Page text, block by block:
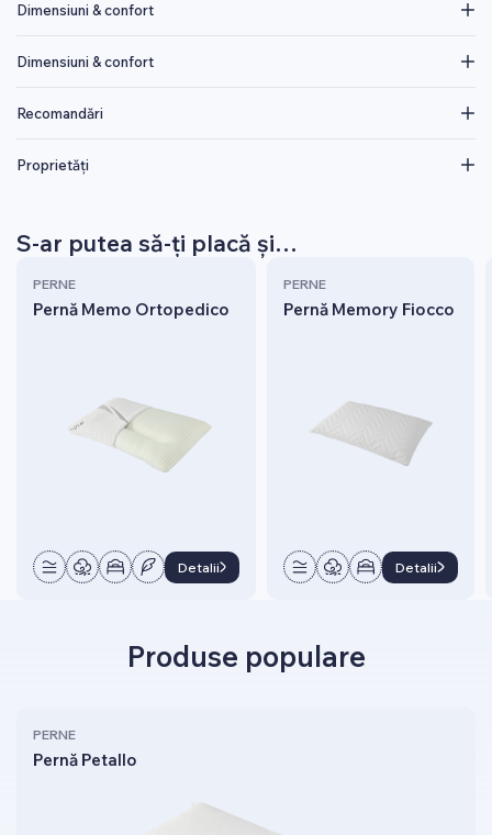
Dimensiuni & confort
Dimensiuni & confort
Recomandări
Proprietăți
S-ar putea să-ți placă și…
PERNE
Pernă Memo Ortopedico
Detalii
PERNE
Pernă Memory Fiocco
Detalii
Produse populare
PERNE
Pernă Petallo